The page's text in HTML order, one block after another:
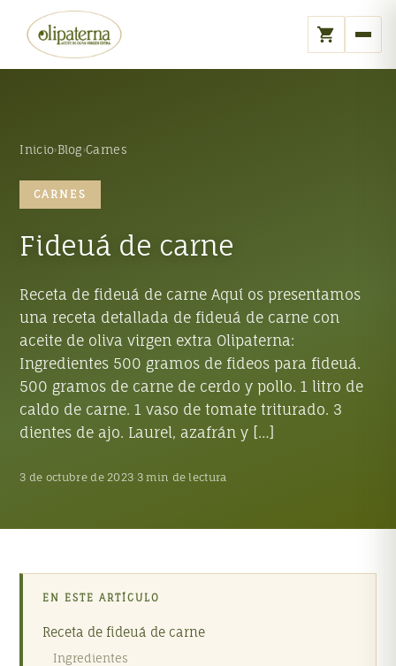
Carrito
Inicio›Blog›Carnes
CARNES
Fideuá de carne
Receta de fideuá de carne Aquí os presentamos
una receta detallada de fideuá de carne con
aceite de oliva virgen extra Olipaterna:
Ingredientes 500 gramos de fideos para fideuá.
500 gramos de carne de cerdo y pollo. 1 litro de
caldo de carne. 1 vaso de tomate triturado. 3
dientes de ajo. Laurel, azafrán y […]
3 de octubre de 2023· 3 min de lectura
EN ESTE ARTÍCULO
Receta de fideuá de carne
Ingredientes